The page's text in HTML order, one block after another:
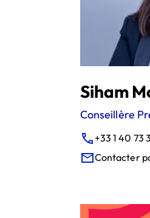
Siham
Conseillère
+33 1 40 73
Contacter